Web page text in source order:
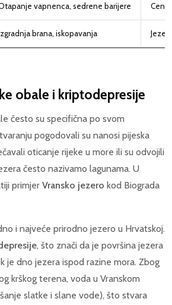
vapnenca, sedrene barijere
brana, iskopavanja
obale i kriptodepresije
često su specifična po svom
pogodovali su nanosi pijeska
oticanje rijeke u more ili su odvojili
često nazivamo lagunama. U
primjer Vransko jezero kod Biograda
i najveće prirodno jezero u Hrvatskoj.
, što znači da je površina jezera
je dno jezera ispod razine mora. Zbog
krškog terena, voda u Vranskom
slatke i slane vode), što stvara